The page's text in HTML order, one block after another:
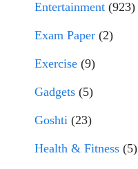
Entertainment (923)
Exam Paper (2)
Exercise (9)
Gadgets (5)
Goshti (23)
Health & Fitness (5)